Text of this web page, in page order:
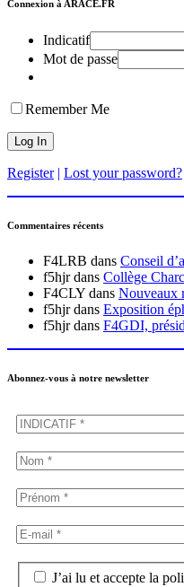
Connexion à ARACE.FR
Indicatif
Mot de passe
Remember Me
Register| Lost your password?
Commentaires récents
F4LRB dans Conseil
f5hjrdans Collège
F4CLY dans Nouveaux
f5hjrdans Exposition
f5hjrdans F4GDI,
Abonnez-vous à notre newsletter
J’ai lu et accepte la